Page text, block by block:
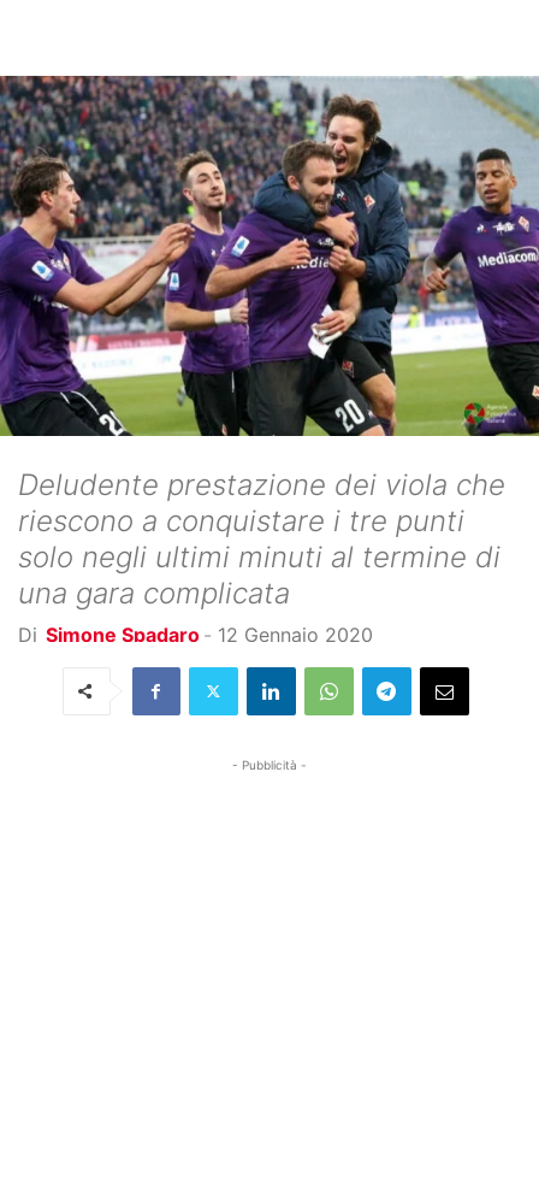
Deludente prestazione dei viola che
riescono a conquistare i tre punti
solo negli ultimi minuti al termine di
una gara complicata
Di Simone Spadaro - 12 Gennaio 2020
- Pubblicità -